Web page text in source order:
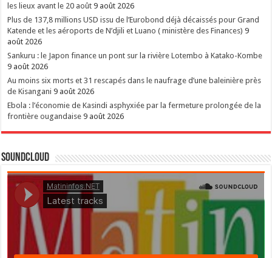
les lieux avant le 20 août 9 août 2026
Plus de 137,8 millions USD issu de l’Eurobond déjà décaissés pour Grand
Katende et les aéroports de N’djili et Luano ( ministère des Finances) 9
août 2026
Sankuru : le Japon finance un pont sur la rivière Lotembo à Katako-Kombe
9 août 2026
Au moins six morts et 31 rescapés dans le naufrage d’une baleinière près
de Kisangani 9 août 2026
Ebola : l’économie de Kasindi asphyxiée par la fermeture prolongée de la
frontière ougandaise 9 août 2026
SoundCloud